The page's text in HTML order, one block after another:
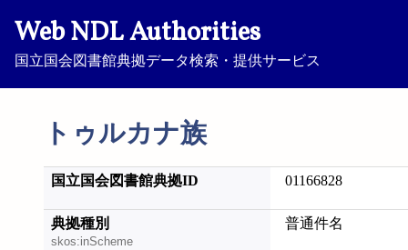
Web NDL Authorities
国立国会図書館典拠データ検索・提供サービス
トゥルカナ族
国立国会図書館典拠ID 01166828
典拠種別
skos:inScheme
普通件名